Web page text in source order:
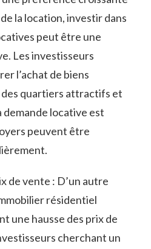
la location, ‌investir⁤ dans
peut être une
Les ⁢investisseurs
l’achat de biens
des quartiers attractifs et
demande locative est
peuvent être
de vente :⁣ D’un⁤ autre
résidentiel
une hausse des prix de
cherchant un